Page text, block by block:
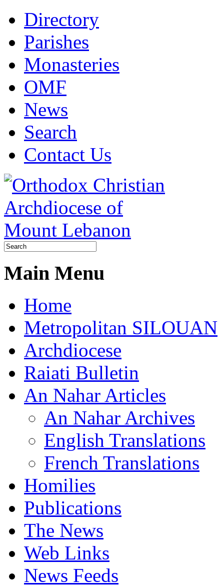
Directory
Parishes
Monasteries
OMF
News
Search
Contact Us
Main Menu
Home
Metropolitan SILOUAN
Archdiocese
Raiati Bulletin
An Nahar Articles
An Nahar Archives
English Translations
French Translations
Homilies
Publications
The News
Web Links
News Feeds